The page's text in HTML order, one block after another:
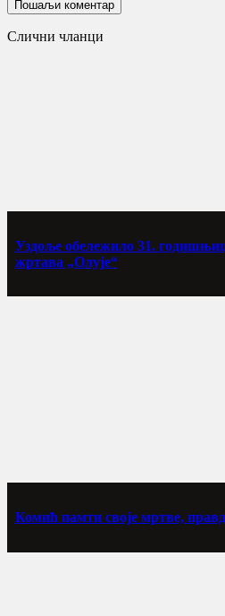
Слични чланци
Уздоље обележило 31.
жртава „Олује“
Комић памти своје мртве,